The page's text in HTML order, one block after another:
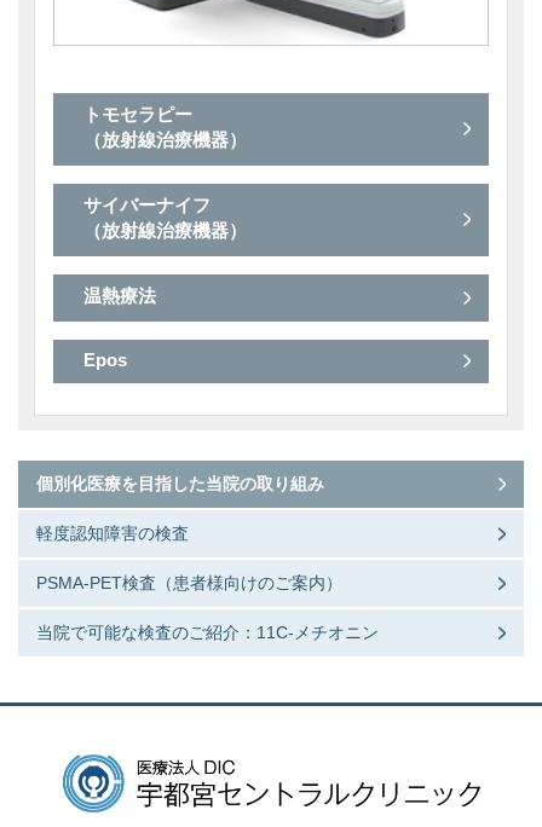
トモセラピー
（放射線治療機器）
サイバーナイフ
（放射線治療機器）
温熱療法
Epos
個別化医療を目指した当院の取り組み
軽度認知障害の検査
PSMA-PET検査（患者様向けのご案内）
当院で可能な検査のご紹介：11C-メチオニン